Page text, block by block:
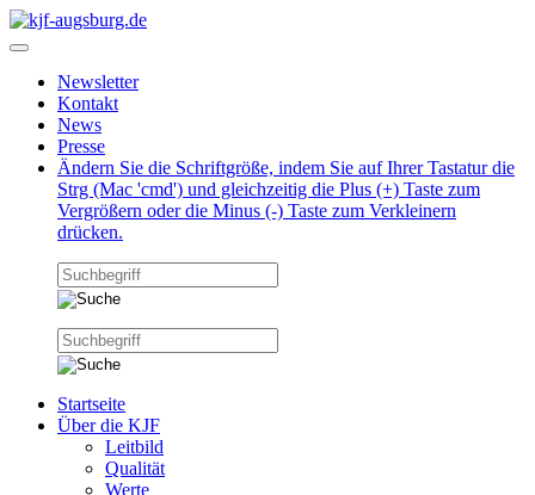
Newsletter
Kontakt
News
Presse
Ändern Sie die Schriftgröße, indem Sie auf Ihrer Tastatur die
Strg (Mac 'cmd') und gleichzeitig die Plus (+) Taste zum
Vergrößern oder die Minus (-) Taste zum Verkleinern
drücken.
Startseite
Über die KJF
Leitbild
Qualität
Werte